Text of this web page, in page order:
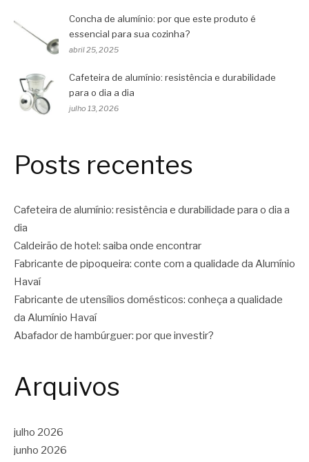
Concha de alumínio: por que este produto é
essencial para sua cozinha?
abril 25, 2025
Cafeteira de alumínio: resistência e durabilidade
para o dia a dia
julho 13, 2026
Posts recentes
Cafeteira de alumínio: resistência e durabilidade para o dia a
dia
Caldeirão de hotel: saiba onde encontrar
Fabricante de pipoqueira: conte com a qualidade da Alumínio
Havaí
Fabricante de utensílios domésticos: conheça a qualidade
da Alumínio Havaí
Abafador de hambúrguer: por que investir?
Arquivos
julho 2026
junho 2026